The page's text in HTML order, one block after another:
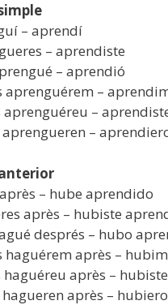
– aprendí
– aprendiste
– aprendió
aprenguérem –
aprenguéreu –
–
– hube aprendido
après – hubiste
després – hubo
haguérem après –
haguéreu après –
après –